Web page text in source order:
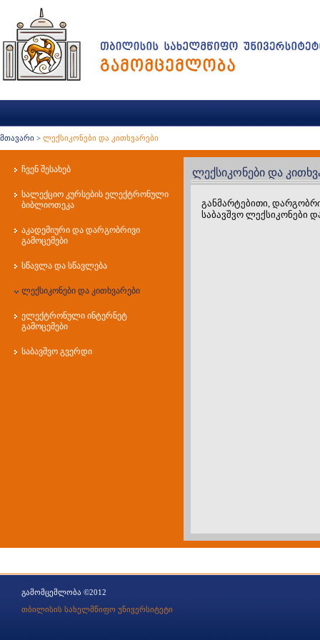
მთავარი > ლექსიკონები და კითხვარები
ჩვენ შესახებ
სალექციო კურსების ელექტრონული
ბიბლიოთეკა
აკადემიური და დარგობრივი
გამოცემები
სწავლა და სწავლება
ლექსიკონები და კითხვარები
ელექტრონული ინტერნეტ
გამოცემები
საბავშვო გვერდი
ლექსიკონები და
განმარტებითი,
საბავშვო ლექსიკონები
გამომცემლობა ©2012
თბილისის სახელმწიფო უნივერსიტეტი